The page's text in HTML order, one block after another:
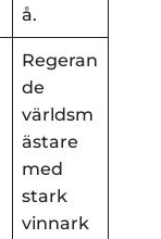
å.
Regeran
de
världsm
ästare
med
stark
vinnark